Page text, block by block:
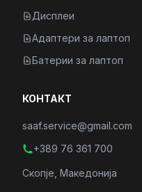
Дисплеи
Адаптери за лаптоп
Батерии за лаптоп
КОНТАКТ
saaf.service@gmail.com
+389 76 361 700
Скопје, Македонија